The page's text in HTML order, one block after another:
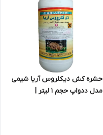
حشره کش دیکلروس آریا شیمی
مدل ددواپ حجم 1 لیتر |